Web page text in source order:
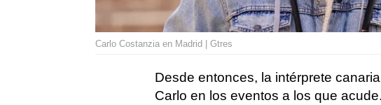
Carlo Costanzia en Madrid | Gtres
Desde entonces, la intérprete canaria
Carlo en los eventos a los que